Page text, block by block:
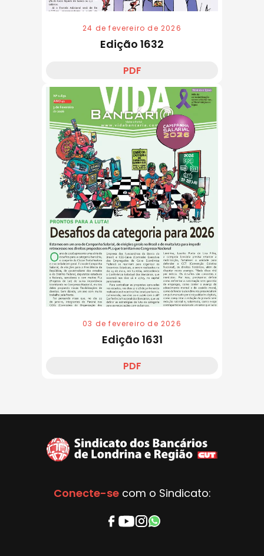
24 de fevereiro de 2026
Edição 1632
PDF
03 de fevereiro de 2026
Edição 1631
PDF
Conecte-secom o Sindicato: